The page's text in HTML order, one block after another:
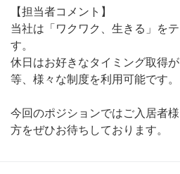
【担当者コメント】
当社は「ワクワク、生きる」を
す。
休日はお好きなタイミング取得
等、様々な制度を利用可能です。
今回のポジションではご入居者
方をぜひお待ちしております。